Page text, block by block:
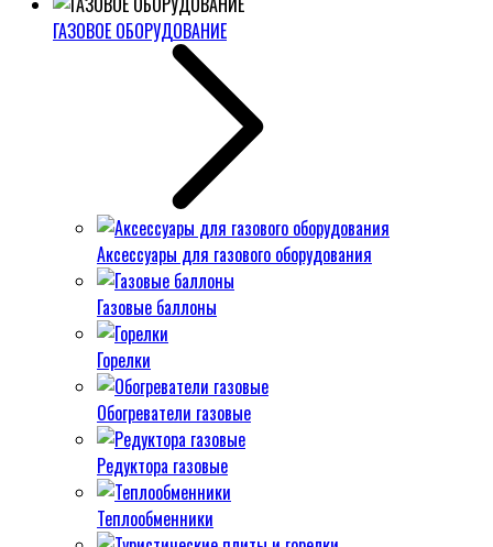
ГАЗОВОЕ ОБОРУДОВАНИЕ
Аксессуары для газового оборудования
Газовые баллоны
Горелки
Обогреватели газовые
Редуктора газовые
Теплообменники